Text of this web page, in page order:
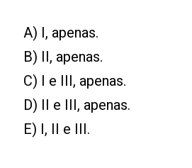
A) I, apenas.
B) II, apenas.
C) I e III, apenas.
D) II e III, apenas.
E) I, II e III.